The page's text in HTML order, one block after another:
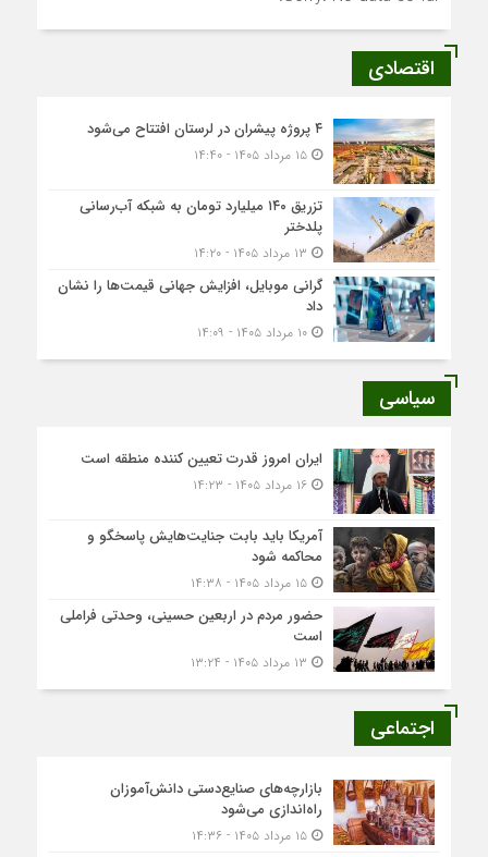
اقتصادی
۴ پروژه پیشران در لرستان افتتاح می‌شود
۱۵ مرداد ۱۴۰۵ - ۱۴:۴۰
تزریق ۱۴۰ میلیارد تومان به شبکه آب‌رسانی
پلدختر
گرانی موبایل، افزایش جهانی قیمت‌ها را نشان
داد
۱۰ مرداد ۱۴۰۵ - ۱۴:۰۹
سیاسی
ایران امروز قدرت تعیین کننده منطقه است
۱۶ مرداد ۱۴۰۵ - ۱۴:۲۳
آمریکا باید بابت جنایت‌هایش پاسخگو و
محاکمه شود
۱۵ مرداد ۱۴۰۵ - ۱۴:۳۸
حضور مردم در اربعین حسینی، وحدتی فراملی
است
اجتماعی
بازارچه‌های صنایع‌دستی دانش‌آموزان
راه‌اندازی می‌شود
۱۵ مرداد ۱۴۰۵ - ۱۴:۳۶